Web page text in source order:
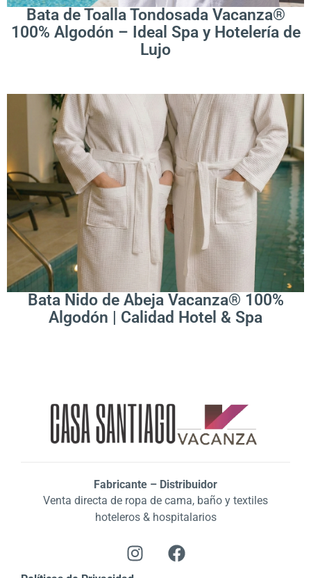
Bata de Toalla Tondosada Vacanza®
100% Algodón – Ideal Spa y Hotelería de
Lujo
Leer Más
Bata Nido de Abeja Vacanza® 100%
Algodón | Calidad Hotel & Spa
Fabricante – Distribuidor
Venta directa de ropa de cama, baño y textiles
hoteleros & hospitalarios